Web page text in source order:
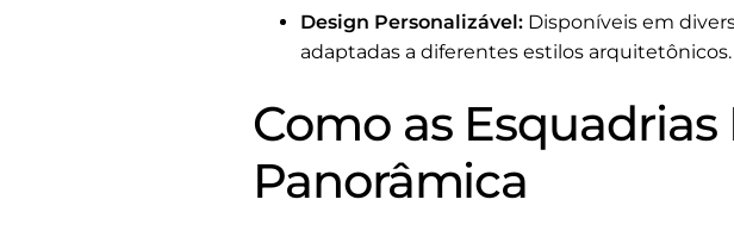
Design Personalizável: Disponíveis em
adaptadas a diferentes estilos arquitetônicos.
Como as
Panorâmica